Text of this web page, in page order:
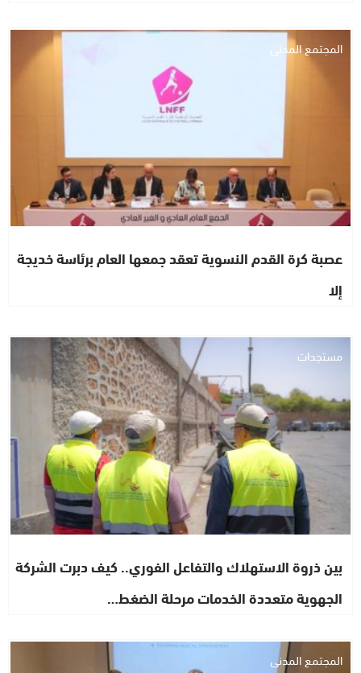
المجتمع المدني
عصبة كرة القدم النسوية تعقد جمعها العام برئاسة خديجة
إلا
مستجدات
بين ذروة الاستهلاك والتفاعل الفوري.. كيف دبرت الشركة
الجهوية متعددة الخدمات مرحلة الضغط…
المجتمع المدني